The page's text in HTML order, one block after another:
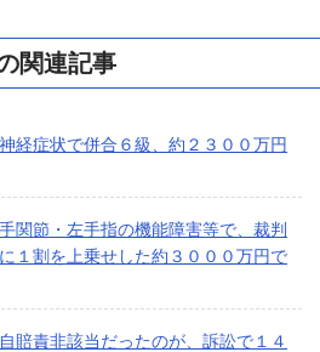
関連記事
経症状で併合６級、約２３００万円
関節・左手指の機能障害等で、裁判
１割を上乗せした約３０００万円で
賠責非該当だったのが、訴訟で１４